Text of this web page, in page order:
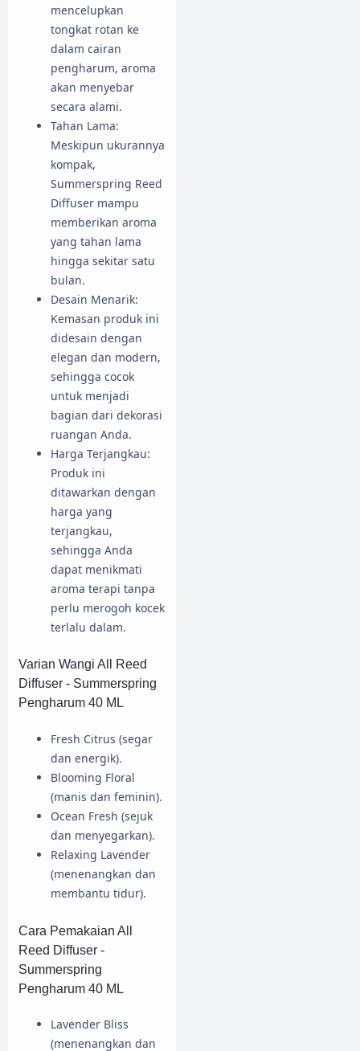
mencelupkan
tongkat rotan ke
dalam cairan
pengharum, aroma
akan menyebar
secara alami.
Tahan Lama:
Meskipun ukurannya
kompak,
Summerspring Reed
Diffuser mampu
memberikan aroma
yang tahan lama
hingga sekitar satu
bulan.
Desain Menarik:
Kemasan produk ini
didesain dengan
elegan dan modern,
sehingga cocok
untuk menjadi
bagian dari dekorasi
ruangan Anda.
Harga Terjangkau:
Produk ini
ditawarkan dengan
harga yang
terjangkau,
sehingga Anda
dapat menikmati
aroma terapi tanpa
perlu merogoh kocek
terlalu dalam.
Varian Wangi All Reed
Diffuser - Summerspring
Pengharum 40 ML
Fresh Citrus (segar
dan energik).
Blooming Floral
(manis dan feminin).
Ocean Fresh (sejuk
dan menyegarkan).
Relaxing Lavender
(menenangkan dan
membantu tidur).
Cara Pemakaian All
Reed Diffuser -
Summerspring
Pengharum 40 ML
Lavender Bliss
(menenangkan dan